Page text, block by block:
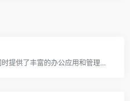
具有类似微信的沟通功能，同时提供了丰富的办公应用和管理工具，方便企业内部沟通与协作